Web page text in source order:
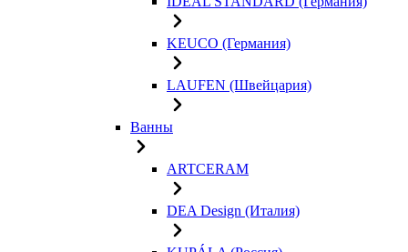
KEUCO (Германия)
LAUFEN (Швейцария)
Ванны
ARTCERAM
DEA Design (Италия)